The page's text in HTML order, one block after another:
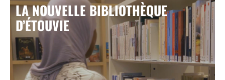
LA NOUVELLE BIBLIOTHÈQUE
D’ÉTOUVIE